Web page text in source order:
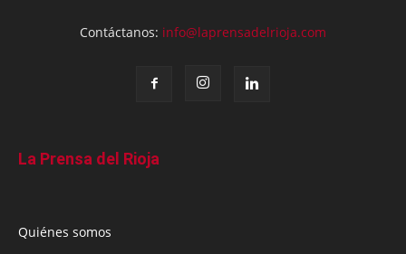
Contáctanos: info@laprensadelrioja.com
La Prensa del Rioja
Quiénes somos